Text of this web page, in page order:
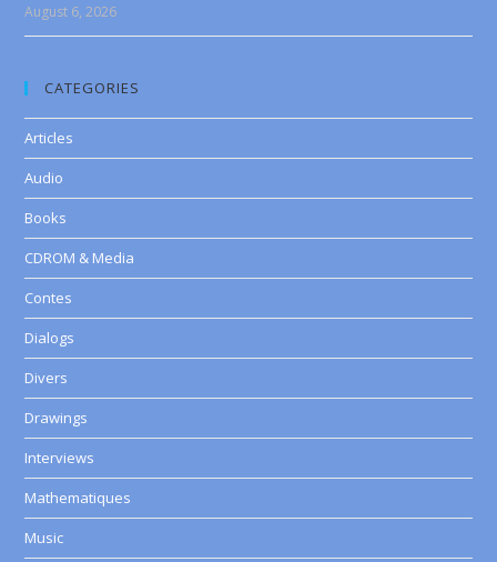
August 6, 2026
CATEGORIES
Articles
Audio
Books
CDROM & Media
Contes
Dialogs
Divers
Drawings
Interviews
Mathematiques
Music